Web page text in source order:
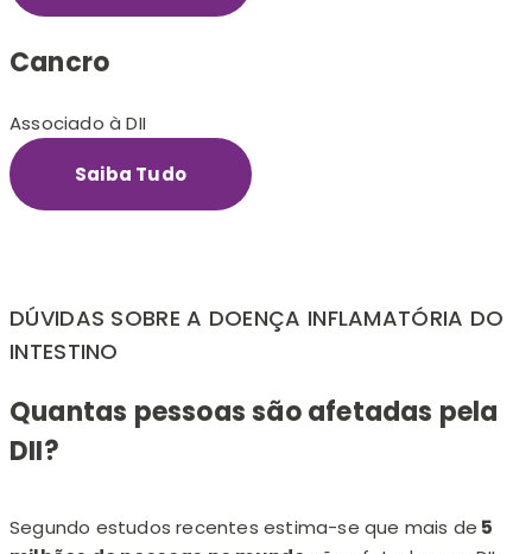
Cancro
Associado à DII
Saiba Tudo
DÚVIDAS SOBRE A DOENÇA INFLAMATÓRIA DO
INTESTINO
Quantas pessoas são afetadas pela
DII?
Segundo estudos recentes estima-se que mais de 5